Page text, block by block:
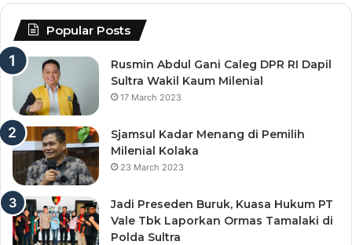
Popular Posts
Rusmin Abdul Gani Caleg DPR RI Dapil
Sultra Wakil Kaum Milenial
17 March 2023
Sjamsul Kadar Menang di Pemilih
Milenial Kolaka
23 March 2023
Jadi Preseden Buruk, Kuasa Hukum PT
Vale Tbk Laporkan Ormas Tamalaki di
Polda Sultra